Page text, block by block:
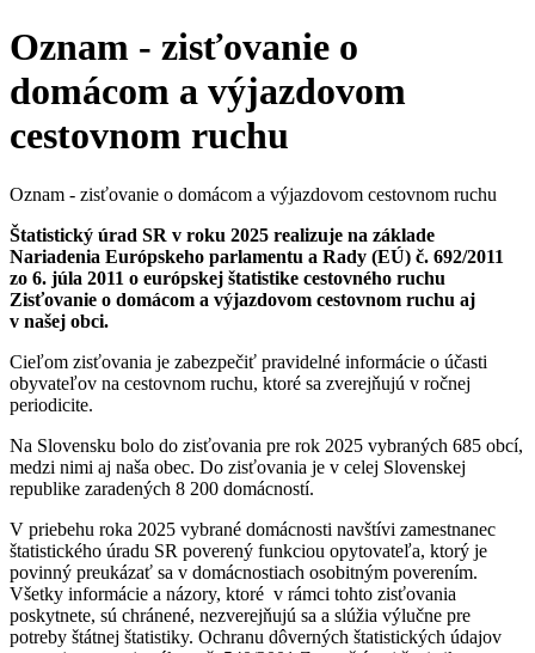
Oznam - zisťovanie o
domácom a výjazdovom
cestovnom ruchu
Oznam - zisťovanie o domácom a výjazdovom cestovnom ruchu
Štatistický úrad SR v roku 2025 realizuje na základe
Nariadenia Európskeho parlamentu a Rady (EÚ) č. 692/2011
zo 6. júla 2011 o európskej štatistike cestovného ruchu
Zisťovanie o domácom a výjazdovom cestovnom ruchu aj
v našej obci.
Cieľom zisťovania je zabezpečiť pravidelné informácie o účasti
obyvateľov na cestovnom ruchu, ktoré sa zverejňujú v ročnej
periodicite.
Na Slovensku bolo do zisťovania pre rok 2025 vybraných 685 obcí,
medzi nimi aj naša obec. Do zisťovania je v celej Slovenskej
republike zaradených 8 200 domácností.
V priebehu roka 2025 vybrané domácnosti navštívi zamestnanec
štatistického úradu SR poverený funkciou opytovateľa, ktorý je
povinný preukázať sa v domácnostiach osobitným poverením.
Všetky informácie a názory, ktoré v rámci tohto zisťovania
poskytnete, sú chránené, nezverejňujú sa a slúžia výlučne pre
potreby štátnej štatistiky. Ochranu dôverných štatistických údajov